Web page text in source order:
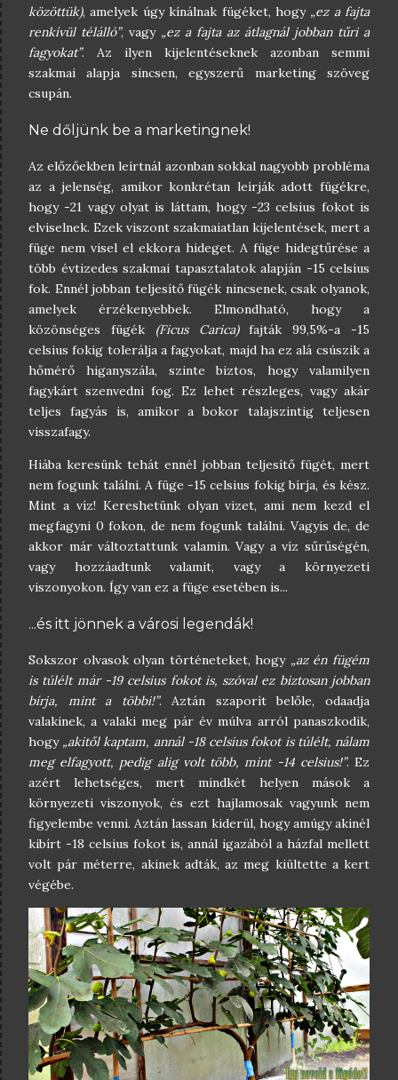
közöttük), amelyek úgy kínálnak fügéket, hogy „ez a fajta
renkívül télálló”, vagy „ez a fajta az átlagnál jobban tűri a
fagyokat”. Az ilyen kijelentéseknek azonban semmi
szakmai alapja sincsen, egyszerű marketing szöveg
csupán.
Ne dőljünk be a marketingnek!
Az előzőekben leírtnál azonban sokkal nagyobb probléma
az a jelenség, amikor konkrétan leírják adott fügékre,
hogy -21 vagy olyat is láttam, hogy -23 celsius fokot is
elviselnek. Ezek viszont szakmaiatlan kijelentések, mert a
füge nem visel el ekkora hideget. A füge hidegtűrése a
több évtizedes szakmai tapasztalatok alapján -15 celsius
fok. Ennél jobban teljesítő fügék nincsenek, csak olyanok,
amelyek érzékenyebbek. Elmondható, hogy a
közönséges fügék (Ficus Carica)fajták 99,5%-a -15
celsius fokig tolerálja a fagyokat, majd ha ez alá csúszik a
hőmérő higanyszála, szinte biztos, hogy valamilyen
fagykárt szenvedni fog. Ez lehet részleges, vagy akár
teljes fagyás is, amikor a bokor talajszintig teljesen
visszafagy.
Hiába keresünk tehát ennél jobban teljesítő fügét, mert
nem fogunk találni. A füge -15 celsius fokig bírja, és kész.
Mint a víz! Kereshetünk olyan vizet, ami nem kezd el
megfagyni 0 fokon, de nem fogunk találni. Vagyis de, de
akkor már változtattunk valamin. Vagy a víz sűrűségén,
vagy hozzáadtunk valamit, vagy a környezeti
viszonyokon. Így van ez a füge esetében is...
...és itt jönnek a városi legendák!
Sokszor olvasok olyan történeteket, hogy „az én fügém
is túlélt már -19 celsius fokot is, szóval ez biztosan jobban
bírja, mint a többi!”. Aztán szaporít belőle, odaadja
valakinek, a valaki meg pár év múlva arról panaszkodik,
hogy „akitől kaptam, annál -18 celsius fokot is túlélt, nálam
meg elfagyott, pedig alig volt több, mint -14 celsius!”. Ez
azért lehetséges, mert mindkét helyen mások a
környezeti viszonyok, és ezt hajlamosak vagyunk nem
figyelembe venni. Aztán lassan kiderül, hogy amúgy akinél
kibírt -18 celsius fokot is, annál igazából a házfal mellett
volt pár méterre, akinek adták, az meg kiültette a kert
végébe.